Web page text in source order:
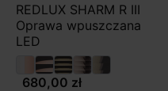
REDLUX SHARM R III
Oprawa wpuszczana
LED
680,00 zł